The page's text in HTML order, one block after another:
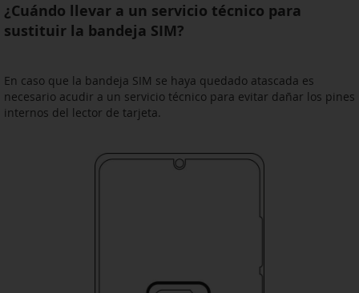
¿Cuándo llevar a un servicio técnico para
sustituir la bandeja SIM?
En caso que la bandeja SIM se haya quedado atascada es
necesario acudir a un servicio técnico para evitar dañar los pines
internos del lector de tarjeta.